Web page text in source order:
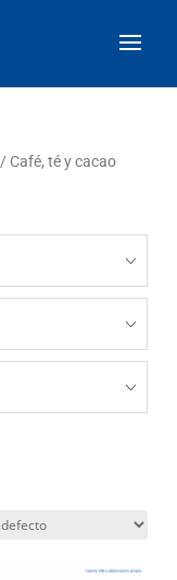
/ Café, té y cacao